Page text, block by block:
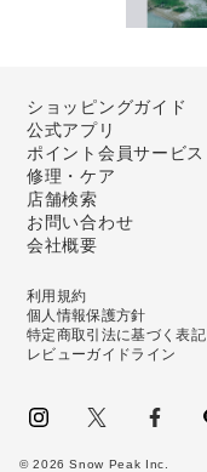
ショッピングガイド
公式アプリ
ポイント会員サービス
修理・ケア
店舗検索
お問い合わせ
会社概要
利用規約
個人情報保護方針
特定商取引法に基づく表記
レビューガイドライン
©2026 Snow Peak Inc.